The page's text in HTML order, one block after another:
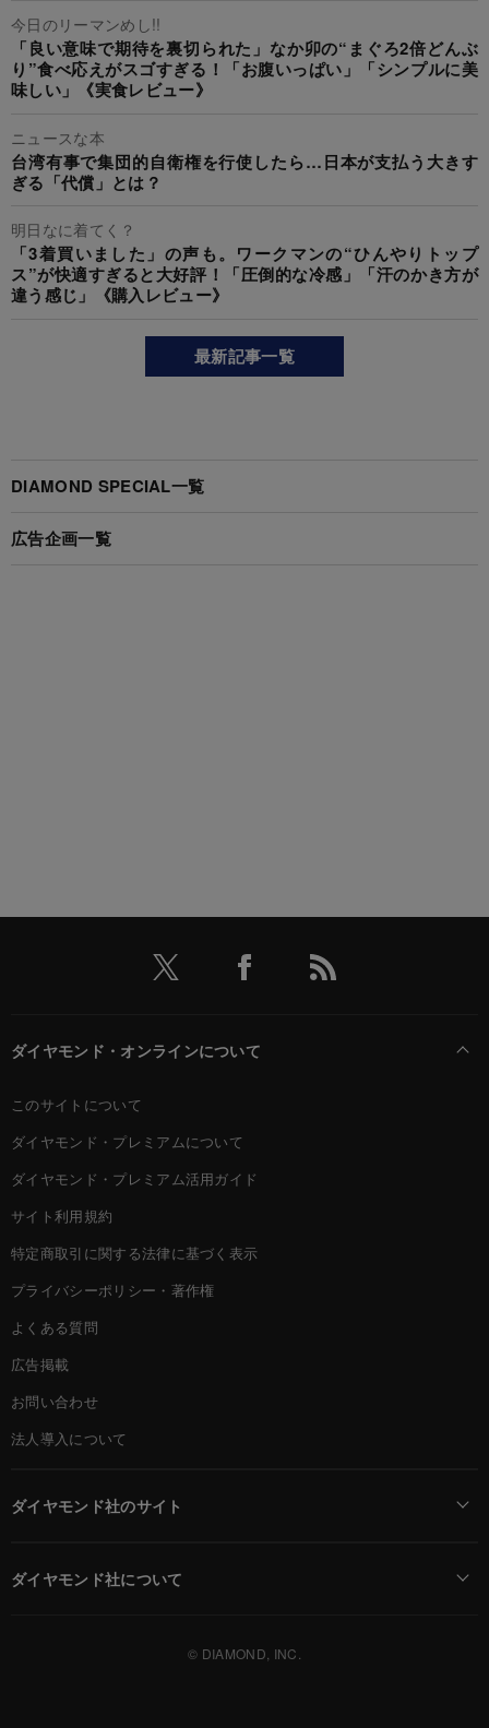
今日のリーマンめし!!
「良い意味で期待を裏切られた」なか卯の“まぐろ2倍どんぶ
り”食べ応えがスゴすぎる！「お腹いっぱい」「シンプルに美
味しい」《実食レビュー》
ニュースな本
台湾有事で集団的自衛権を行使したら…日本が支払う大きす
ぎる「代償」とは？
明日なに着てく？
「3着買いました」の声も。ワークマンの“ひんやりトップ
ス”が快適すぎると大好評！「圧倒的な冷感」「汗のかき方が
違う感じ」《購入レビュー》
最新記事一覧
DIAMOND SPECIAL一覧
広告企画一覧
ダイヤモンド・オンラインについて
このサイトについて
ダイヤモンド・プレミアムについて
ダイヤモンド・プレミアム活用ガイド
サイト利用規約
特定商取引に関する法律に基づく表示
プライバシーポリシー・著作権
よくある質問
広告掲載
お問い合わせ
法人導入について
ダイヤモンド社のサイト
ダイヤモンド社について
© DIAMOND, INC.